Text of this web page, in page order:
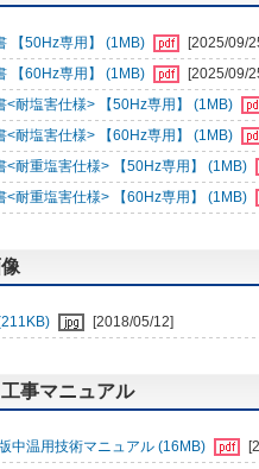
【50Hz専用】 (1MB)
[2025/09/
【60Hz専用】 (1MB)
[2025/09/
<耐塩害仕様> 【50Hz専用】 (1MB)
<耐塩害仕様> 【60Hz専用】 (1MB)
<耐重塩害仕様> 【50Hz専用】 (1MB)
<耐重塩害仕様> 【60Hz専用】 (1MB)
[2018/05/12]
事マニュアル
中温用技術マニュアル (16MB)